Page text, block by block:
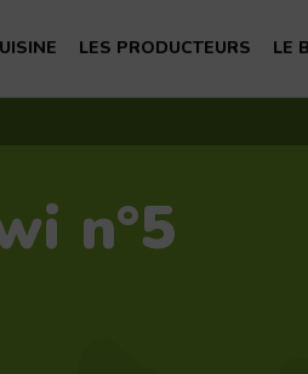
du kiwi
LES PRODUCTEURS
Pionniers
LE
n°5